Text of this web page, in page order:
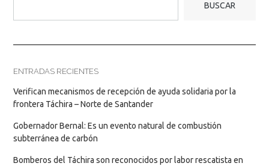
BUSCAR
ENTRADAS RECIENTES
Verifican mecanismos de recepción de ayuda solidaria por la
frontera Táchira – Norte de Santander
Gobernador Bernal: Es un evento natural de combustión
subterránea de carbón
Bomberos del Táchira son reconocidos por labor rescatista en